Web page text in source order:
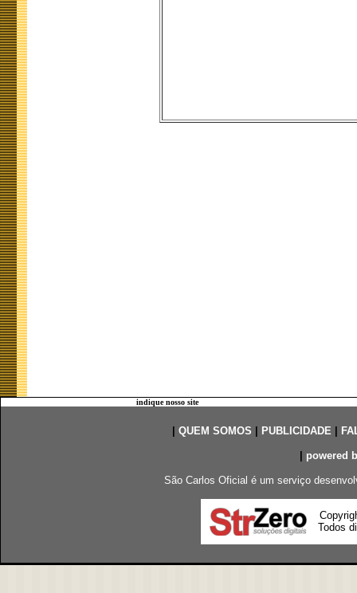
indique nosso site
QUEM SOMOS PUBLICIDADE|
powered
São Carlos Oficial é um serviço
Todos